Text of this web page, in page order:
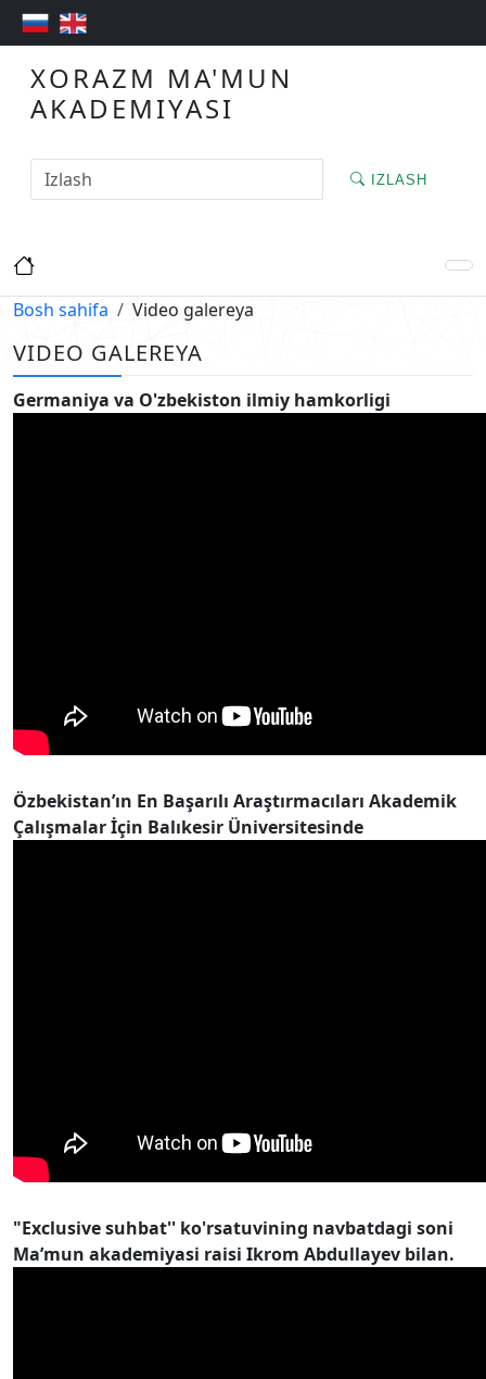
XORAZM MA'MUN
AKADEMIYASI
IZLASH
Bosh sahifa Video galereya
VIDEO GALEREYA
Germaniya va O'zbekiston ilmiy hamkorligi
Özbekistan’ın En Başarılı Araştırmacıları Akademik
Çalışmalar İçin Balıkesir Üniversitesinde
"Exclusive suhbat'' ko'rsatuvining navbatdagi soni
Ma’mun akademiyasi raisi Ikrom Abdullayev bilan.